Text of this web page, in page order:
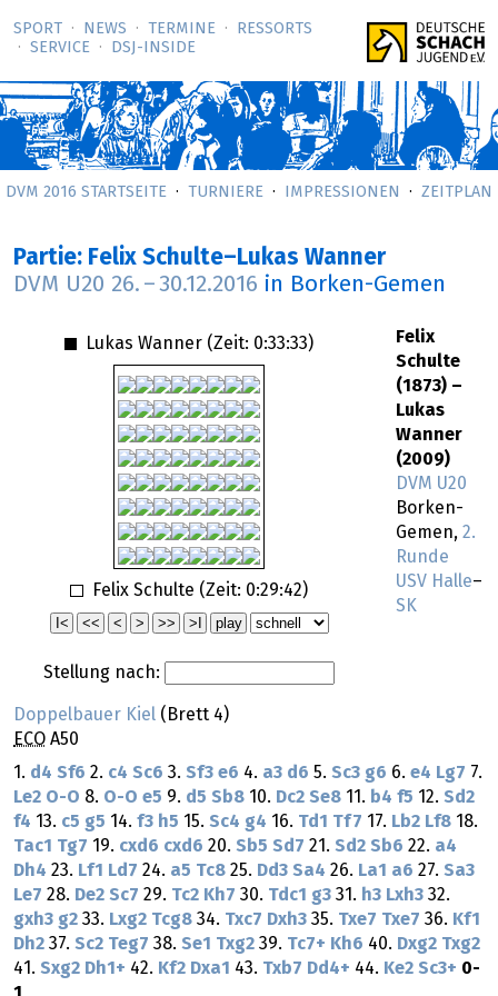
SPORT NEWS TERMINE
RESSORTS
SERVICE
DSJ-­INSIDE
DVM 2016 STARTSEITE TURNIERE IMPRESSIONEN ZEITPLAN
Partie: Felix Schulte–Lukas Wanner
DVM U20 26. – 30.12.2016 in Borken-Gemen
Lukas Wanner (Zeit: 0:33:33)
Felix Schulte (Zeit: 0:29:42)
Stellung nach:
Felix
Schulte
(1873) –
Lukas
Wanner
(2009)
DVM U20
Borken-
Gemen, 2.
Runde
USV Halle–
SK
Doppelbauer Kiel (Brett 4)
ECO A50
1. d4 Sf6 2. c4 Sc6 3. Sf3 e6 4. a3 d6 5. Sc3 g6 6. e4 Lg7 7.
Le2 O-O 8. O-O e5 9. d5 Sb8 10. Dc2 Se8 11. b4 f5 12. Sd2
f4 13. c5 g5 14. f3 h5 15. Sc4 g4 16. Td1 Tf7 17. Lb2 Lf8 18.
Tac1 Tg7 19. cxd6 cxd6 20. Sb5 Sd7 21. Sd2 Sb6 22. a4
Dh4 23. Lf1 Ld7 24. a5 Tc8 25. Dd3 Sa4 26. La1 a6 27. Sa3
Le7 28. De2 Sc7 29. Tc2 Kh7 30. Tdc1 g3 31. h3 Lxh3 32.
gxh3 g2 33. Lxg2 Tcg8 34. Txc7 Dxh3 35. Txe7 Txe7 36. Kf1
Dh2 37. Sc2 Teg7 38. Se1 Txg2 39. Tc7+ Kh6 40. Dxg2 Txg2
41. Sxg2 Dh1+ 42. Kf2 Dxa1 43. Txb7 Dd4+ 44. Ke2 Sc3+ 0-
1